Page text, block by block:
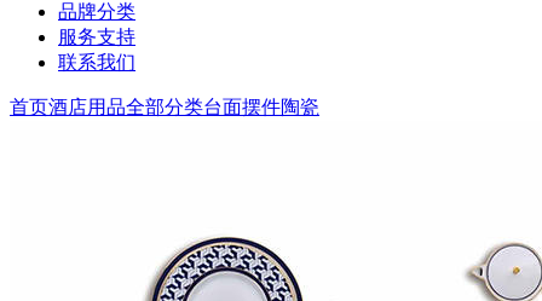
品牌分类
服务支持
联系我们
首页酒店用品全部分类台面摆件陶瓷